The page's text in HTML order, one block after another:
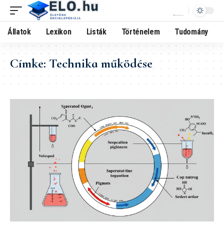
Állatok Lexikon Listák Történelem Tudomány
Címke:Technika működése